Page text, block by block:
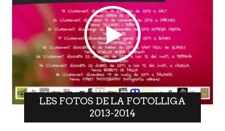
LES FOTOS DE LA FOTOLLIGA
2013-2014